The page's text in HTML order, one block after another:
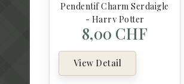
Pendentif Charm Serdaigle
- Harry Potter
8,00 CHF
View Detail